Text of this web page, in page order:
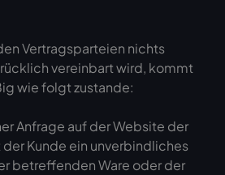
Vertragsparteien nichts
vereinbart wird, kommt
wie folgt zustande:
Anfrage auf der Website der
Kunde ein unverbindliches
betreffenden Ware oder der